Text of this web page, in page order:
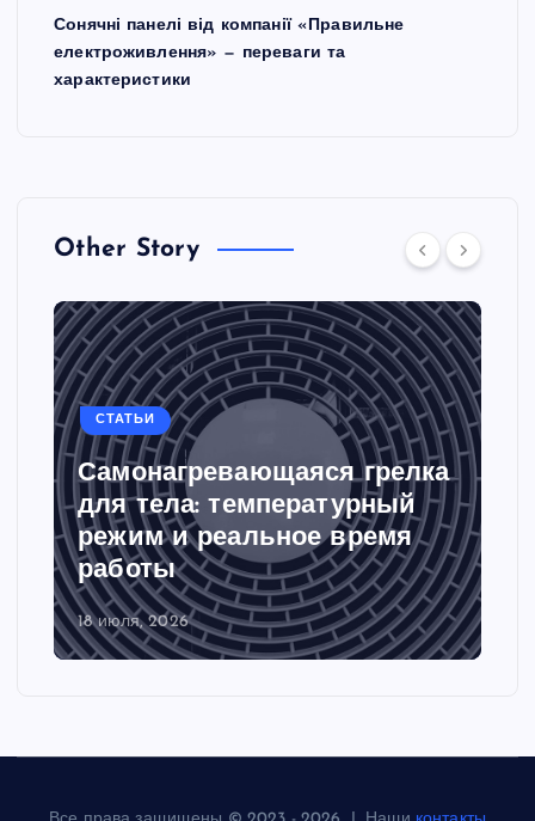
Сонячні панелі від компанії «Правильне
електроживлення» — переваги та
характеристики
Other Story
СТАТЬИ
Самонагревающаяся грелка
для тела: температурный
режим и реальное время
работы
18 июля, 2026